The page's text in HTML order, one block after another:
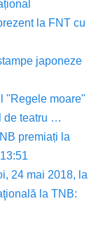
la FNT cu
japoneze
"Regele moare"
de teatru …
premiați la
24 mai 2018, la
la TNB: